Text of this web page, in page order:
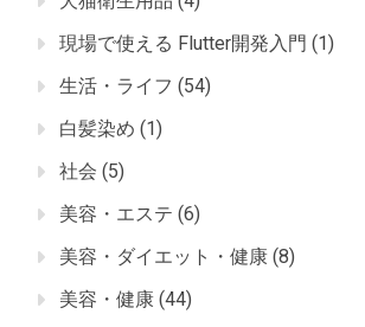
現場で使える Flutter開発入門 (1)
生活・ライフ (54)
白髪染め (1)
社会 (5)
美容・エステ (6)
美容・ダイエット・健康 (8)
美容・健康 (44)